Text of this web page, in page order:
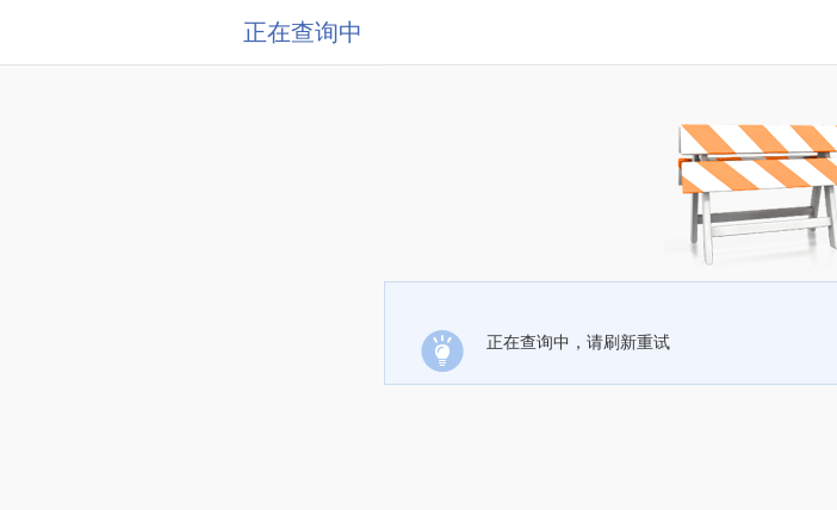
正在查询中
正在查询中，请刷新重试